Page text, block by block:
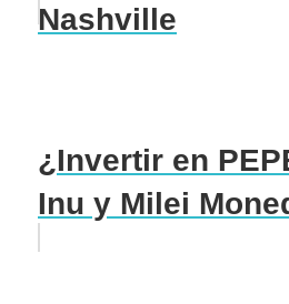
Nashville
¿Invertir en
Inu y Milei